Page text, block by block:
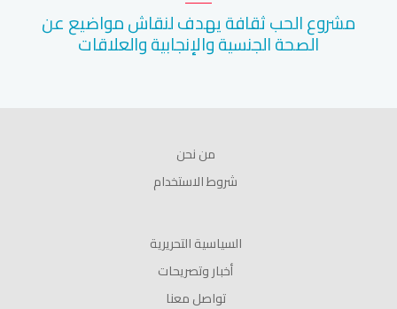
مشروع الحب ثقافة يهدف لنقاش مواضيع عن
الصحة الجنسية والإنجابية والعلاقات
من نحن
شروط الاستخدام
السياسية التحريرية
أخبار وتصريحات
تواصل معنا